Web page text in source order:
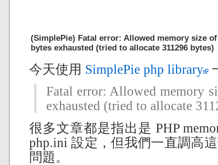
(SimplePie) Fatal error: Allowed memory size of
bytes exhausted (tried to allocate 311296 bytes)
今天使用 SimplePie php library
Fatal error: Allowed memory
exhausted (tried to allocate
很多文章都是指出是 PHP
php.ini 設定，但我們一直調高
問題。